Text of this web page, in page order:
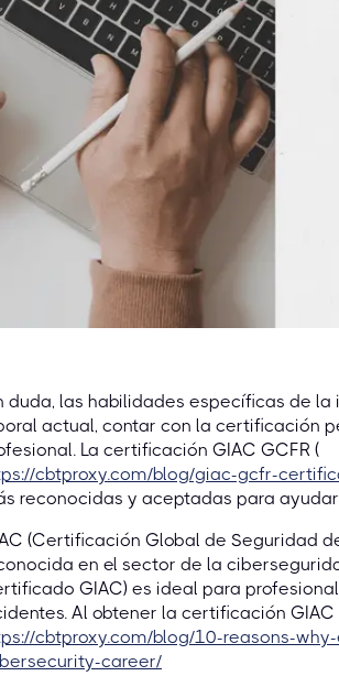
duda, las habilidades específicas de
actual, contar con la certificación
La certificación GIAC GCFR (
cbtproxy.com/blog/giac-gcfr-
reconocidas y aceptadas para
(Certificación Global de Seguridad
en el sector de la
GIAC) es ideal para
Al obtener la certificación GIAC
cbtproxy.com/blog/10-reasons-
career/